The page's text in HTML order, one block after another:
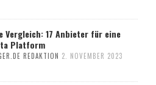
Vergleich: 17 Anbieter für eine
Platform
REDAKTION 2. NOVEMBER 2023